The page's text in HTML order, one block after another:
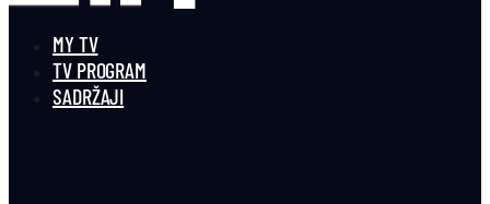
MY TV
TV PROGRAM
SADRŽAJI